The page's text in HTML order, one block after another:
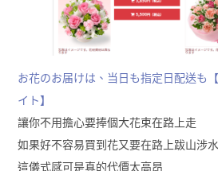
お花のお届けは、当日も指定日配送も
イト】
讓你不用擔心要捧個大花束在路上走
如果好不容易買到花又要在路上跋山涉水
這儀式感可是真的代價太高昂